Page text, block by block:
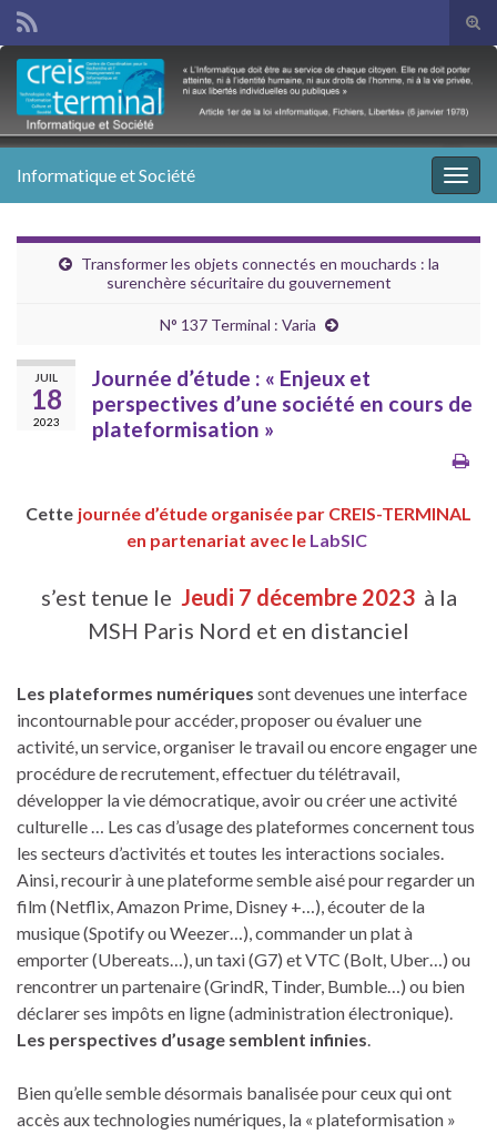
Search for:
Informatique et Société
Transformer les objets connectés en mouchards : la
surenchère sécuritaire du gouvernement
N° 137 Terminal : Varia
JUIL
18
2023
Journée d’étude : « Enjeux et
perspectives d’une société en cours de
plateformisation »
Cette journée d’étude organisée par CREIS-TERMINAL
en partenariat avec le LabSIC
s’est tenue le Jeudi 7 décembre 2023 à la
MSH Paris Nord et en distanciel
Les plateformes numériques sont devenues une interface
incontournable pour accéder, proposer ou évaluer une
activité, un service, organiser le travail ou encore engager une
procédure de recrutement, effectuer du télétravail,
développer la vie démocratique, avoir ou créer une activité
culturelle … Les cas d’usage des plateformes concernent tous
les secteurs d’activités et toutes les interactions sociales.
Ainsi, recourir à une plateforme semble aisé pour regarder un
film (Netflix, Amazon Prime, Disney +…), écouter de la
musique (Spotify ou Weezer…), commander un plat à
emporter (Ubereats…), un taxi (G7) et VTC (Bolt, Uber…) ou
rencontrer un partenaire (GrindR, Tinder, Bumble…) ou bien
déclarer ses impôts en ligne (administration électronique).
Les perspectives d’usage semblent infinies.
Bien qu’elle semble désormais banalisée pour ceux qui ont
accès aux technologies numériques, la « plateformisation »